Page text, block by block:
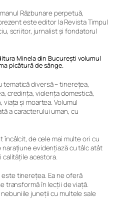
Răzbunare perpetuă,
este editor la Revista Timpul
scriitor, jurnalist și fondatorul
Minela din București volumul
picătură de sânge.
tematică diversă – tinerețea,
credința, violența domestică,
și moartea. Volumul
a caracterului uman, cu
încâlcit, de cele mai multe ori cu
narațiune evidențiază cu tâlc atât
acestora.
tinerețea. Ea ne oferă
transformă în lecții de viață.
juneții cu multele sale